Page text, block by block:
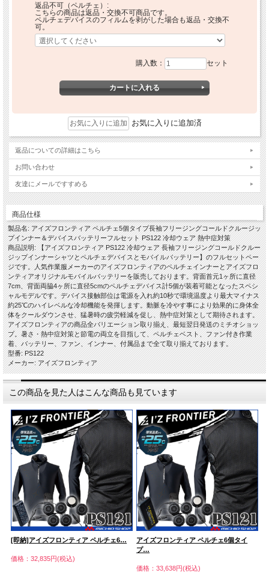
返品不可（ペルチェ）:
こちらの商品は返品・交換不可商品です。
ペルチェデバイスのフィルムを剥がした場合も返品・交換不
可。
購入数： セット
お気に入りに追加済
返品についての詳細はこちら
お問い合わせ
友達にメールですすめる
商品仕様
製品名: アイズフロンティア ペルチェ5個タイプ長袖フリージングコールドクルージッ
プインナー＆デバイスバッテリーフルセット PS122 冷却ウェア 熱中症対策
商品説明: 【アイズフロンティア PS122 冷却ウェア 長袖フリージングコールドクルー
ジップインナーシャツとペルチェデバイスとモバイルバッテリー】のフルセットペー
ジです。人気作業服メーカーのアイズフロンティアのペルチェインナーとアイズフロ
ンティアオリジナルモバイルバッテリーを販売しております。背面首元1ヶ所に直径
7cm、背面両脇4ヶ所に直径5cmのペルチェデバイス計5個が装着可能となったスペシ
ャルモデルです。デバイス接触部位は電源を入れ約10秒で環境温度より最大マイナス
約25℃のハイレベルな冷却機能を発揮します。動脈を冷やす事により効果的に身体全
体をクールダウンさせ、猛暑時の疲労軽減を促し、熱中症対策として期待されます。
アイズフロンティアの商品全バリエーション取り揃え、最短翌日発送のミチオショッ
プ。暑さ・熱中症対策と節電の両立を目指して、ペルチェベスト、ファン付き作業
着、バッテリー、ファン、インナー、付属品まで全て取り揃えております。
型番: PS122
メーカー: アイズフロンティア
この商品を見た人はこんな商品も見ています
[即納]アイズフロンティア ペルチェ6…
価格：32,835円(税込)
アイズフロンティア ペルチェ6個タイ
プ…
価格：33,638円(税込)